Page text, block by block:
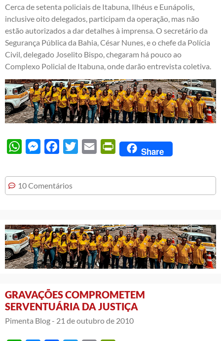
Cerca de setenta policiais de Itabuna, Ilhéus e Eunápolis,
inclusive oito delegados, participam da operação, mas não
estão autorizados a dar detalhes à imprensa. O secretário da
Segurança Pública da Bahia, César Nunes, e o chefe da Polícia
Civil, delegado Joselito Bispo, chegaram há pouco ao
Complexo Policial de Itabuna, onde darão entrevista coletiva.
WhatsAppMessengerFacebook
Twitter Email PrintFriendly
Share
10 Comentários
GRAVAÇÕES COMPROMETEM
SERVENTUÁRIA DA JUSTIÇA
Pimenta Blog - 21 de outubro de 2010